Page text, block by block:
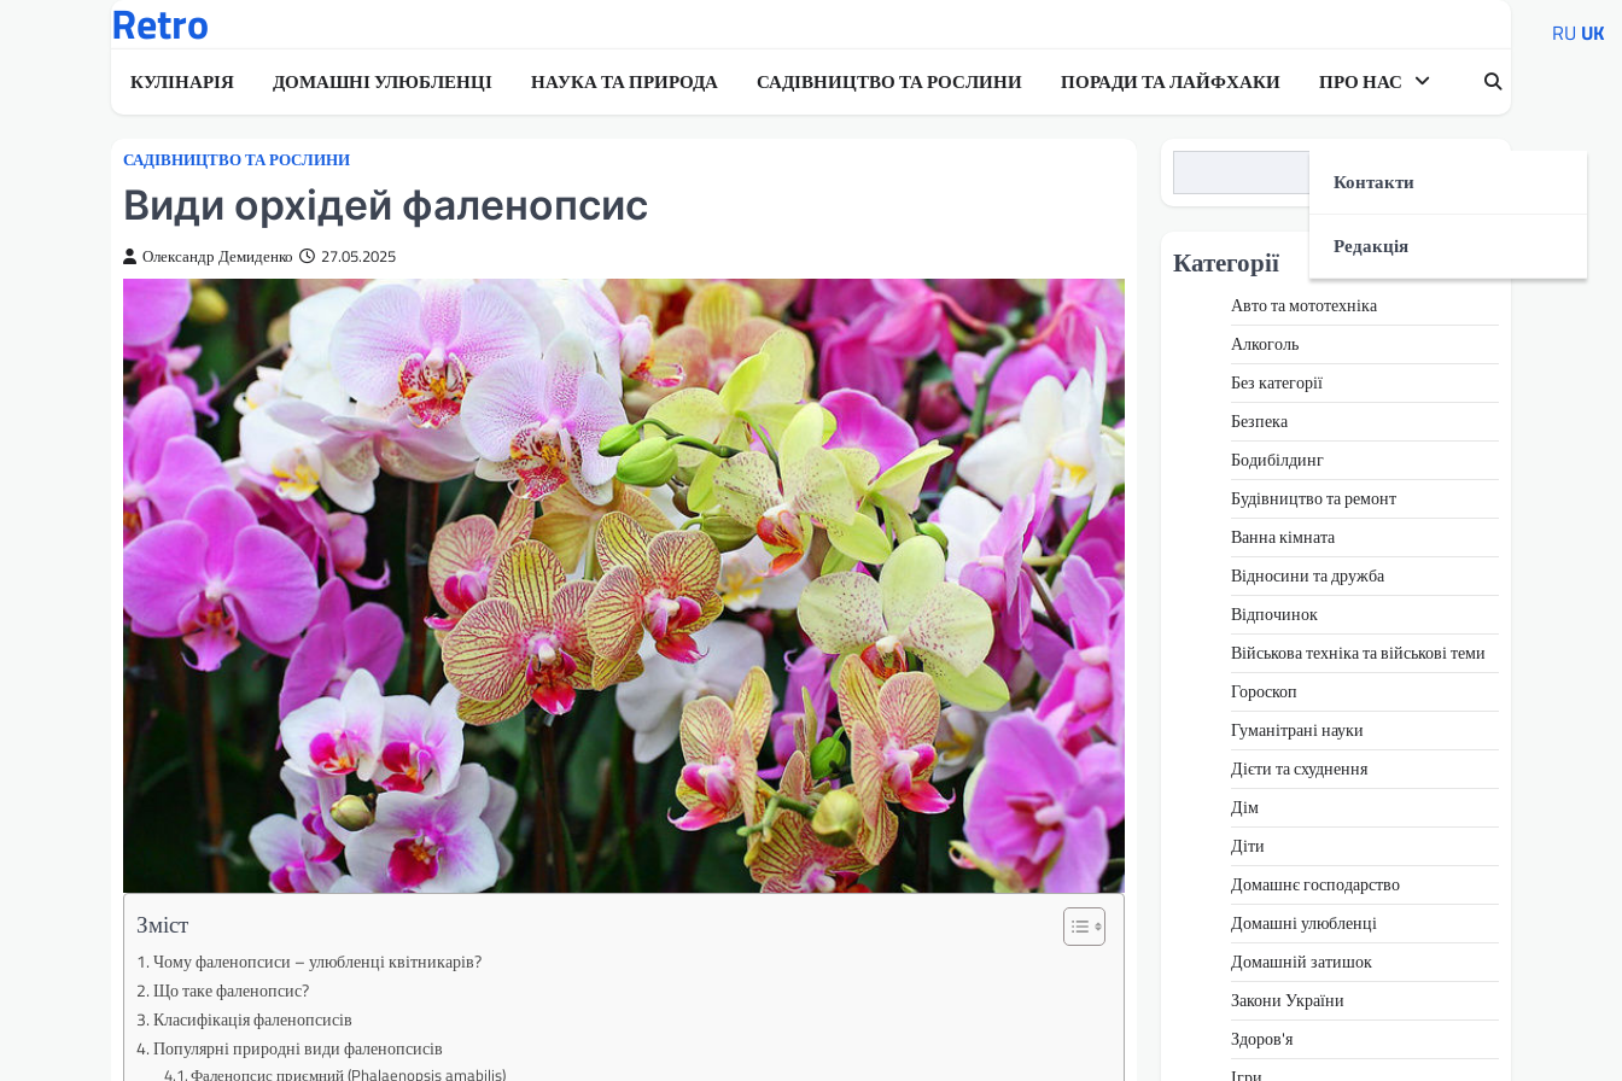
Retro
КУЛІНАРІЯ ДОМАШНІ УЛЮБЛЕНЦІ НАУКА ТА ПРИРОДА САДІВНИЦТВО ТА РОСЛИНИ ПОРАДИ ТА ЛАЙФХАКИ ПРО НАС
Контакти
Редакція
САДІВНИЦТВО ТА РОСЛИНИ
Види орхідей фаленопсис
Олександр Демиденко 27.05.2025
Зміст
Чому фаленопсиси – улюбленці квітникарів?
Що таке фаленопсис?
Класифікація фаленопсисів
Популярні природні види фаленопсисів
Фаленопсис приємний (Phalaenopsis amabilis)
Категорії
Авто та мототехніка
Алкоголь
Без категорії
Безпека
Бодибілдинг
Будівництво та ремонт
Ванна кімната
Відносини та дружба
Відпочинок
Військова техніка та військові теми
Гороскоп
Гуманітрані науки
Дієти та схуднення
Дім
Діти
Домашнє господарство
Домашні улюбленці
Домашній затишок
Закони України
Здоров'я
RU UK